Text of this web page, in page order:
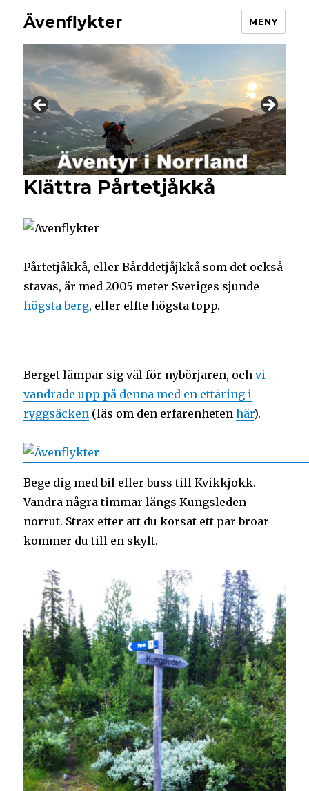
Ävenflykter MENY
Klättra Pårtetjåkkå
Pårtetjåkkå, eller Bårddetjåjkkå som det också
stavas, är med 2005 meter Sveriges sjunde
högsta berg, eller elfte högsta topp.
Berget lämpar sig väl för nybörjaren, ochvi
vandrade upp på denna med en ettåring i
ryggsäcken (läs om den erfarenhetenhär).
Bege dig med bil eller buss till Kvikkjokk.
Vandra några timmar längs Kungsleden
norrut. Strax efter att du korsat ett par broar
kommer du till en skylt.